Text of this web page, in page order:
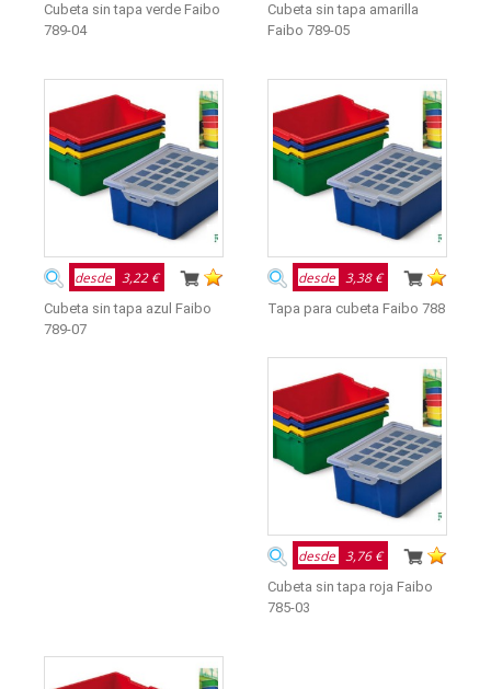
Cubeta sin tapa verde Faibo
789-04
Cubeta sin tapa amarilla
Faibo 789-05
desde 3,22 €
Cubeta sin tapa azul Faibo
789-07
desde 3,38 €
Tapa para cubeta Faibo 788
desde 3,76 €
Cubeta sin tapa roja Faibo
785-03